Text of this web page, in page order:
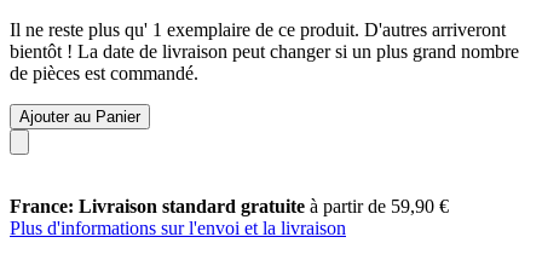
Il ne reste plus qu' 1 exemplaire de ce produit. D'autres arriveront
bientôt ! La date de livraison peut changer si un plus grand nombre
de pièces est commandé.
Ajouter au Panier
France: Livraison standard gratuite à partir de 59,90 €
Plus d'informations sur l'envoi et la livraison